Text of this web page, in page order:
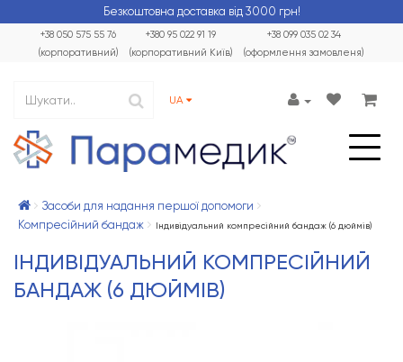
Безкоштовна доставка від 3000 грн!
+38 099 035 02 34
(оформлення замовленя)
+38 050 575 55 76
(корпоративний)
+380 95 022 91 19
(корпоративний Київ)
UA
Засоби для надання першої допомоги
Компресійний бандаж
Індивідуальний компресійний бандаж (6 дюймів)
ІНДИВІДУАЛЬНИЙ КОМПРЕСІЙНИЙ
БАНДАЖ (6 ДЮЙМІВ)